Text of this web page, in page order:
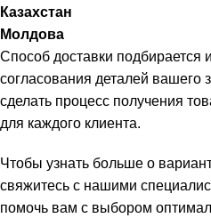
Казахстан
Молдова
Способ доставки подбирается
согласования деталей вашего
сделать процесс получения
для каждого клиента.
Чтобы узнать больше о
свяжитесь с нашими
помочь вам с выбором